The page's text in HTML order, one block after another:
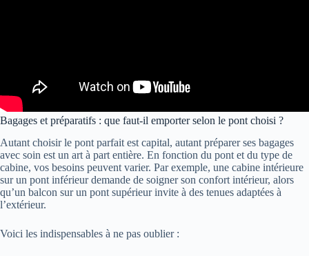
Bagages et préparatifs : que faut-il emporter selon le pont choisi ?
Autant choisir le pont parfait est capital, autant préparer ses bagages
avec soin est un art à part entière. En fonction du pont et du type de
cabine, vos besoins peuvent varier. Par exemple, une cabine intérieure
sur un pont inférieur demande de soigner son confort intérieur, alors
qu’un balcon sur un pont supérieur invite à des tenues adaptées à
l’extérieur.
Voici les indispensables à ne pas oublier :